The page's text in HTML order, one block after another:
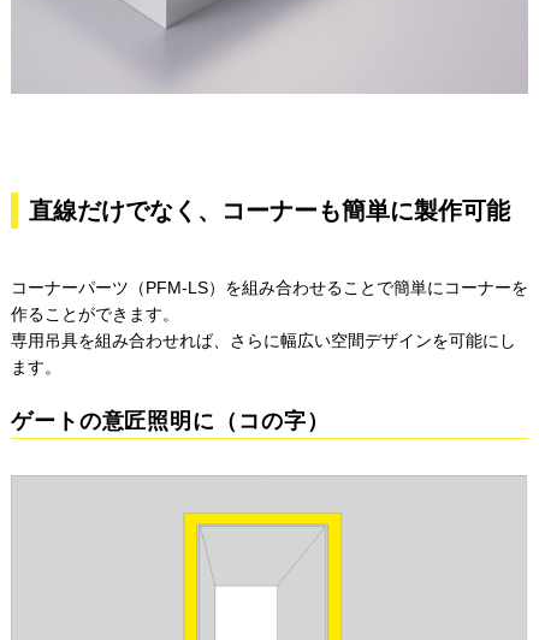
直線だけでなく、コーナーも簡単に製作可能
コーナーパーツ（PFM-LS）を組み合わせることで簡単にコーナーを
作ることができます。
専用吊具を組み合わせれば、さらに幅広い空間デザインを可能にし
ます。
ゲートの意匠照明に（コの字）